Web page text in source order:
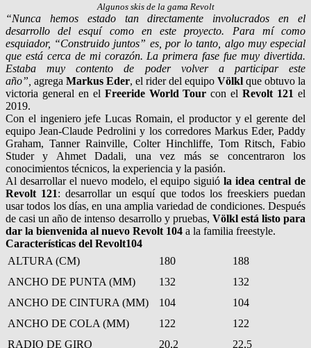
Algunos skis de la gama Revolt
“Nunca hemos estado tan directamente involucrados en el
desarrollo del esquí como en este proyecto. Para mí como
esquiador, “Construido juntos” es, por lo tanto, algo muy especial
que está cerca de mi corazón. La primera fase fue muy divertida.
Estaba muy contento de poder volver a participar este
año”, agrega Markus Eder, el rider del equipo Völkl que obtuvo la
victoria general en el Freeride World Tour con el Revolt 121 el
2019.
Con el ingeniero jefe Lucas Romain, el productor y el gerente del
equipo Jean-Claude Pedrolini y los corredores Markus Eder, Paddy
Graham, Tanner Rainville, Colter Hinchliffe, Tom Ritsch, Fabio
Studer y Ahmet Dadali, una vez más se concentraron los
conocimientos técnicos, la experiencia y la pasión.
Al desarrollar el nuevo modelo, el equipo siguióla idea central de
Revolt 121: desarrollar un esquí que todos los freeskiers puedan
usar todos los días, en una amplia variedad de condiciones. Después
de casi un año de intenso desarrollo y pruebas, Völkl está listo para
dar la bienvenida al nuevo Revolt 104 a la familia freestyle.
Características del Revolt104
ALTURA (CM)
180
188
ANCHO DE PUNTA (MM)
132
132
ANCHO DE CINTURA (MM)
104
104
ANCHO DE COLA (MM)
122
122
RADIO DE GIRO
20,2 22,5